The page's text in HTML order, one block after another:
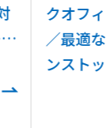
クオフ
／最適
ンスト